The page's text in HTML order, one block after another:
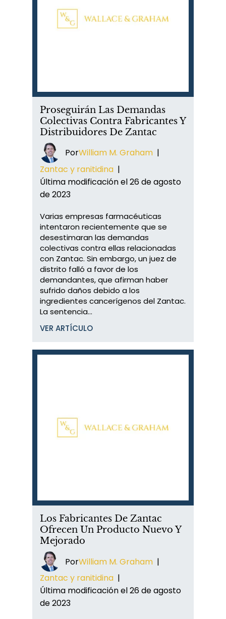
Proseguirán Las Demandas
Colectivas Contra Fabricantes Y
Distribuidores De Zantac
PorWilliam M. Graham |
Zantac y ranitidina |
Última modificación el 26 de agosto
de 2023
Varias empresas farmacéuticas
intentaron recientemente que se
desestimaran las demandas
colectivas contra ellas relacionadas
con Zantac. Sin embargo, un juez de
distrito falló a favor de los
demandantes, que afirman haber
sufrido daños debido a los
ingredientes cancerígenos del Zantac.
La sentencia...
VER ARTÍCULO
Los Fabricantes De Zantac
Ofrecen Un Producto Nuevo Y
Mejorado
PorWilliam M. Graham |
Zantac y ranitidina |
Última modificación el 26 de agosto
de 2023